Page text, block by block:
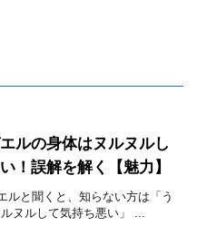
ルの身体はヌルヌルし
！誤解を解く【魅力】
ルと聞くと、知らない方は「う
ヌルして気持ち悪い」 ...